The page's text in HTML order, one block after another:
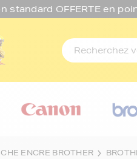
standard OFFERTE en
ENCRE BROTHER